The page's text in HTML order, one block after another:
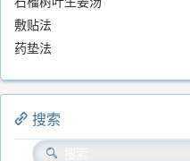
敷贴法
药垫法
搜索